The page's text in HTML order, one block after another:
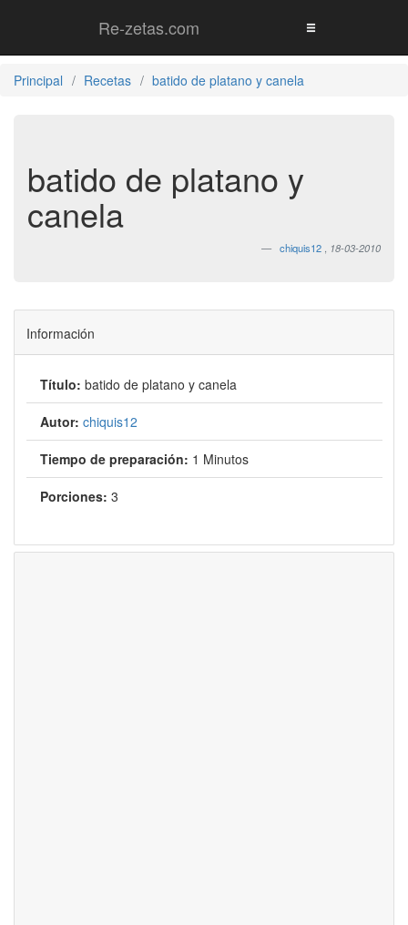
Re-zetas.com
Principal Recetas batido de platano y canela
batido de platano y
canela
chiquis12 18-03-2010
Información
Título: batido de platano y canela
Autor: chiquis12
Tiempo de preparación: 1 Minutos
Porciones: 3